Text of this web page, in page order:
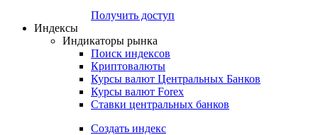
Получить доступ
Индексы
Индикаторы рынка
Поиск индексов
Криптовалюты
Курсы валют Центральных Банков
Курсы валют Forex
Ставки центральных банков
Создать индекс